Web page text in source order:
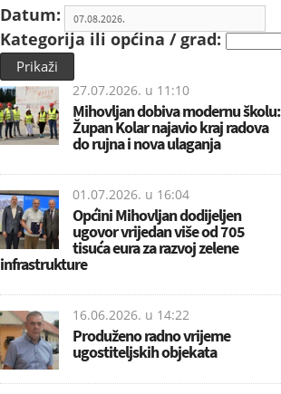
Datum:
Kategorija ili općina / grad:
Prikaži
27.07.2026. u 11:10
Mihovljan dobiva modernu školu:
Župan Kolar najavio kraj radova
do rujna i nova ulaganja
01.07.2026. u 16:04
Općini Mihovljan dodijeljen
ugovor vrijedan više od 705
tisuća eura za razvoj zelene
infrastrukture
16.06.2026. u 14:22
Produženo radno vrijeme
ugostiteljskih objekata